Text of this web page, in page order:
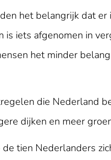
het belangrijk dat
is iets afgenomen in
het minder
die Nederland
dijken en meer
tien Nederlanders